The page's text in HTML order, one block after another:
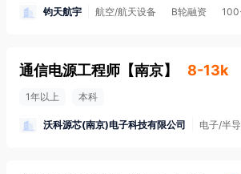
钧天航宇 航空/航天设备 B轮融资
通信电源工程师 【南京】 8-13k
1年以上 本科
沃科源芯(南京)电子科技有限公司 电子/半